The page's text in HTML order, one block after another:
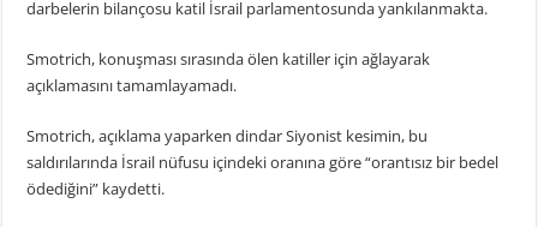
darbelerin bilançosu katil İsrail parlamentosunda yankılanmakta.
Smotrich, konuşması sırasında ölen katiller için ağlayarak
açıklamasını tamamlayamadı.
Smotrich, açıklama yaparken dindar Siyonist kesimin, bu
saldırılarında İsrail nüfusu içindeki oranına göre “orantısız bir bedel
ödediğini” kaydetti.